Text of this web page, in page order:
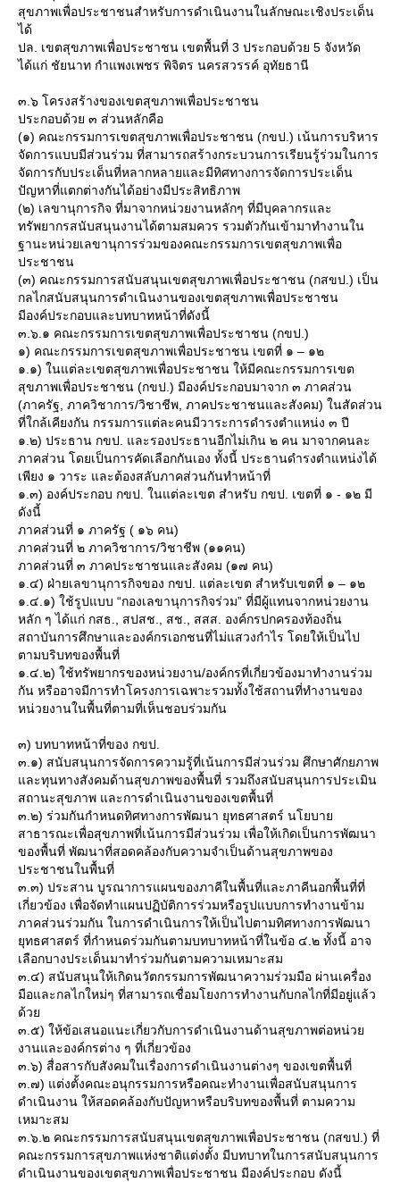
สุขภาพเพื่อประชาชนสำหรับการดำเนินงานในลักษณะเชิงประเด็น
ได้
ปล. เขตสุขภาพเพื่อประชาชน เขตพื้นที่ 3 ประกอบด้วย 5 จังหวัด
ได้แก่ ชัยนาท กำแพงเพชร พิจิตร นครสวรรค์ อุทัยธานี
๓.๖ โครงสร้างของเขตสุขภาพเพื่อประชาชน
ประกอบด้วย ๓ ส่วนหลักคือ
(๑) คณะกรรมการเขตสุขภาพเพื่อประชาชน (กขป.) เน้นการบริหาร
จัดการแบบมีส่วนร่วม ที่สามารถสร้างกระบวนการเรียนรู้ร่วมในการ
จัดการกับประเด็นที่หลากหลายและมีทิศทางการจัดการประเด็น
ปัญหาที่แตกต่างกันได้อย่างมีประสิทธิภาพ
(๒) เลขานุการกิจ ที่มาจากหน่วยงานหลักๆ ที่มีบุคลากรและ
ทรัพยากรสนับสนุนงานได้ตามสมควร รวมตัวกันเข้ามาทำงานใน
ฐานะหน่วยเลขานุการร่วมของคณะกรรมการเขตสุขภาพเพื่อ
ประชาชน
(๓) คณะกรรมการสนับสนุนเขตสุขภาพเพื่อประชาชน (กสขป.) เป็น
กลไกสนับสนุนการดำเนินงานของเขตสุขภาพเพื่อประชาชน
มีองค์ประกอบและบทบาทหน้าที่ดังนี้
๓.๖.๑ คณะกรรมการเขตสุขภาพเพื่อประชาชน (กขป.)
๑) คณะกรรมการเขตสุขภาพเพื่อประชาชน เขตที่ ๑ – ๑๒
๑.๑) ในแต่ละเขตสุขภาพเพื่อประชาชน ให้มีคณะกรรมการเขต
สุขภาพเพื่อประชาชน (กขป.) มีองค์ประกอบมาจาก ๓ ภาคส่วน
(ภาครัฐ, ภาควิชาการ/วิชาชีพ, ภาคประชาชนและสังคม) ในสัดส่วน
ที่ใกล้เคียงกัน กรรมการแต่ละคนมีวาระการดำรงตำแหน่ง ๓ ปี
๑.๒) ประธาน กขป. และรองประธานอีกไม่เกิน ๒ คน มาจากคนละ
ภาคส่วน โดยเป็นการคัดเลือกกันเอง ทั้งนี้ ประธานดำรงตำแหน่งได้
เพียง ๑ วาระ และต้องสลับภาคส่วนกันทำหน้าที่
๑.๓) องค์ประกอบ กขป. ในแต่ละเขต สำหรับ กขป. เขตที่ ๑ - ๑๒ มี
ดังนี้
ภาคส่วนที่ ๑ ภาครัฐ ( ๑๖ คน)
ภาคส่วนที่ ๒ ภาควิชาการ/วิชาชีพ (๑๑คน)
ภาคส่วนที่ ๓ ภาคประชาชนและสังคม (๑๗ คน)
๑.๔) ฝ่ายเลขานุการกิจของ กขป. แต่ละเขต สำหรับเขตที่ ๑ – ๑๒
๑.๔.๑) ใช้รูปแบบ “กองเลขานุการกิจร่วม” ที่มีผู้แทนจากหน่วยงาน
หลัก ๆ ได้แก่ กสธ., สปสช., สช., สสส. องค์กรปกครองท้องถิ่น
สถาบันการศึกษาและองค์กรเอกชนที่ไม่แสวงกำไร โดยให้เป็นไป
ตามบริบทของพื้นที่
๑.๔.๒) ใช้ทรัพยากรของหน่วยงาน/องค์กรที่เกี่ยวข้องมาทำงานร่วม
กัน หรืออาจมีการทำโครงการเฉพาะรวมทั้งใช้สถานที่ทำงานของ
หน่วยงานในพื้นที่ตามที่เห็นชอบร่วมกัน
๓) บทบาทหน้าที่ของ กขป.
๓.๑) สนับสนุนการจัดการความรู้ที่เน้นการมีส่วนร่วม ศึกษาศักยภาพ
ละทุนทางสังคมด้านสุขภาพของพื้นที่ รวมถึงสนับสนุนการประเมิน
สถานะสุขภาพ และการดำเนินงานของเขตพื้นที่
๓.๒) ร่วมกันกำหนดทิศทางการพัฒนา ยุทธศาสตร์ นโยบา
สาธารณะเพื่อสุขภาพที่เน้นการมีส่วนร่วม เพื่อให้เกิดเป็นการพัฒนา
ของพื้นที่ พัฒนาที่สอดคล้องกับความจำเป็นด้านสุขภาพของ
ประชาชนในพื้นที่
๓.๓) ประสาน บูรณาการแผนของภาคีในพื้นที่และภาคีนอกพื้นที่ที่
เกี่ยวข้อง เพื่อจัดทำแผนปฏิบัติการร่วมหรือรูปแบบการทำงานข้าม
ภาคส่วนร่วมกัน ในการดำเนินการให้เป็นไปตามทิศทางการพัฒนา
ุทธศาสตร์ ที่กำหนดร่วมกันตามบทบาทหน้าที่ในข้อ ๔.๒ ทั้งนี้ อาจ
เลือกบางประเด็นมาทำร่วมกันตามความเหมาะสม
๓.๔) สนับสนุนให้เกิดนวัตกรรมการพัฒนาความร่วมมือ ผ่านเครื่อง
มือและกลไกใหม่ๆ ที่สามารถเชื่อมโยงการทำงานกับกลไกที่มีอยู่แล้ว
ด้ว
๓.๕) ให้ข้อเสนอแนะเกี่ยวกับการดำเนินงานด้านสุขภาพต่อหน่ว
งานและองค์กรต่าง ๆ ที่เกี่ยวข้อง
๓.๖) สื่อสารกับสังคมในเรื่องการดำเนินงานต่างๆ ของเขตพื้นที่
๓.๗) แต่งตั้งคณะอนุกรรมการหรือคณะทำงานเพื่อสนับสนุนการ
ดำเนินงาน ให้สอดคล้องกับปัญหาหรือบริบทของพื้นที่ ตามความ
เหมาะสม
๓.๖.๒ คณะกรรมการสนับสนุนเขตสุขภาพเพื่อประชาชน (กสขป.) ที่
คณะกรรมการสุขภาพแห่งชาติแต่งตั้ง มีบทบาทในการสนับสนุนการ
ดำเนินงานของเขตสุขภาพเพื่อประชาชน มีองค์ประกอบ ดังนี้